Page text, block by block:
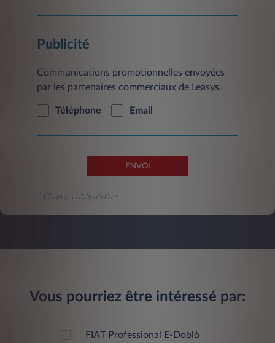
Publicité
Communications promotionnelles envoyées
par les partenaires commerciaux de Leasys.
Téléphone Email
ENVOI
* Champs obligatoires
Vous pourriez être intéressé par: